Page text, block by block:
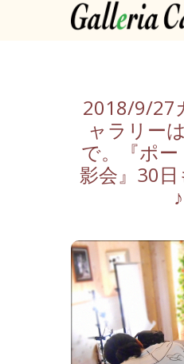
2018/9/27
ャラリー
で。『ポ
影会』30
♪